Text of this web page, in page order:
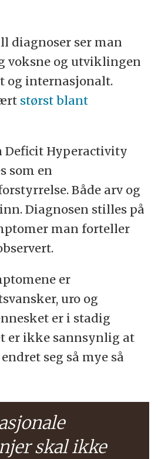
diagnoser ser man
voksne og utviklingen
og internasjonalt.
størst blant
Deficit Hyperactivity
som en
Både arv og
Diagnosen stilles på
man forteller
er
uro og
er i stadig
er ikke sannsynlig at
seg så mye så
skal ikke